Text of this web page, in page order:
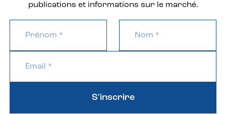
publications et informations sur le marché.
S'inscrire